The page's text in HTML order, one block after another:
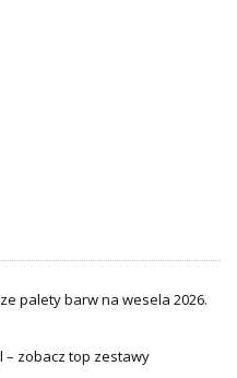
palety barw na wesela 2026.
– zobacz top zestawy